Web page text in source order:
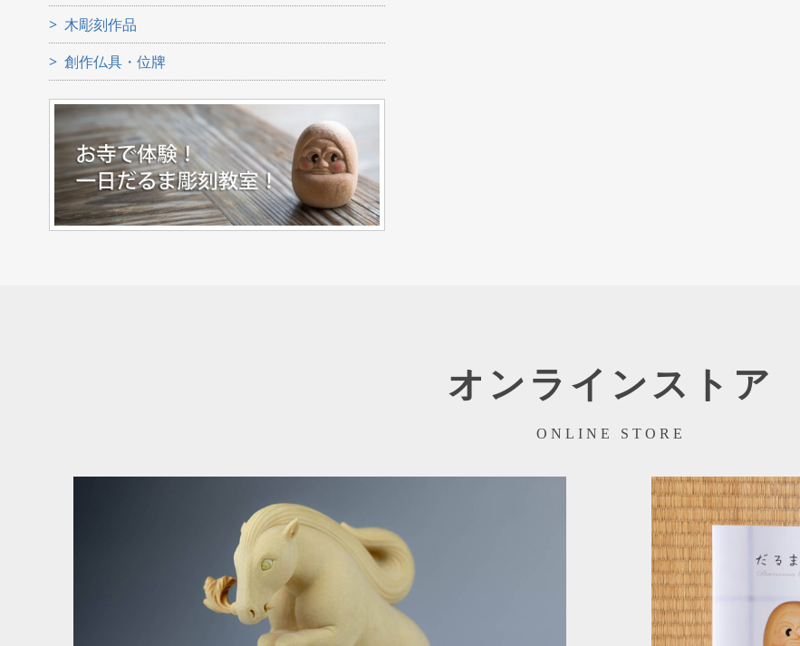
木彫刻作品
創作仏具・位牌
オンラインストア
ONLINE STORE